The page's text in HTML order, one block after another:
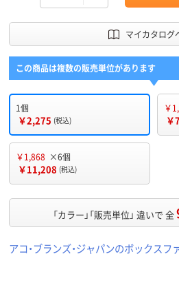
マイカタログ
この商品は複数の販売単位があります
1個
￥2,275 (税込)
￥
￥
￥1,868 ×6個
￥11,208 (税込)
「カラー」「販売単位」 違いで 全
アコ・ブランズ・ジャパンのボックスフ